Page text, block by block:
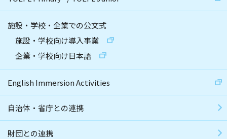
施設・学校・企業での公文式
施設・学校向け導入事業
企業・学校向け日本語
English Immersion Activities
自治体・省庁との連携
財団との連携